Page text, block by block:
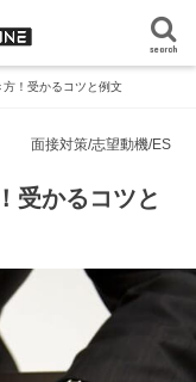
search
方！受かるコツと例文
面接対策/志望動機/ES
受かるコツと